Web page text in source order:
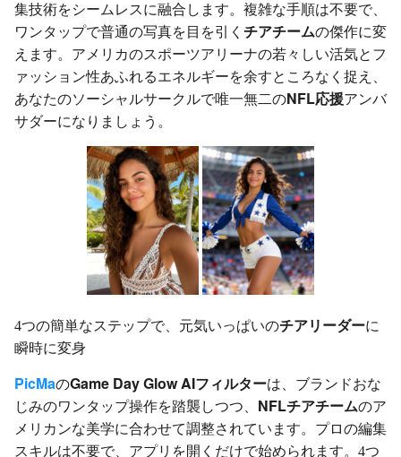
集技術をシームレスに融合します。複雑な手順は不要で、
ワンタップで普通の写真を目を引く チアチームの傑作に変
えます。アメリカのスポーツアリーナの若々しい活気とフ
ァッション性あふれるエネルギーを余すところなく捉え、
あなたのソーシャルサークルで唯一無二のNFL応援アンバ
サダーになりましょう。
4つの簡単なステップで、元気いっぱいのチアリーダーに
瞬時に変身
PicMaのGame Day GlowAIフィルターは、ブランドおな
じみのワンタップ操作を踏襲しつつ、 NFLチアチームのア
メリカンな美学に合わせて調整されています。プロの編集
スキルは不要で、アプリを開くだけで始められます。4つ